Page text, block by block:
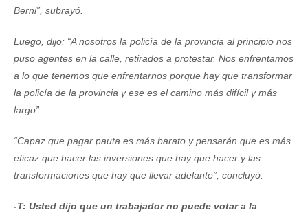
Berni”, subrayó.
Luego, dijo: “A nosotros la policía de la provincia al principio nos
puso agentes en la calle, retirados a protestar. Nos enfrentamos
a lo que tenemos que enfrentarnos porque hay que transformar
la policía de la provincia y ese es el camino más difícil y más
largo”.
“Capaz que pagar pauta es más barato y pensarán que es más
eficaz que hacer las inversiones que hay que hacer y las
transformaciones que hay que llevar adelante”, concluyó.
-T: Usted dijo que un trabajador no puede votar a la